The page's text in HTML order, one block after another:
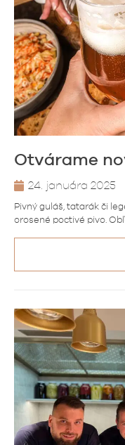
Otvárame
24. januára 2025
Pivný guláš, tatarák či
orosené poctivé pivo.